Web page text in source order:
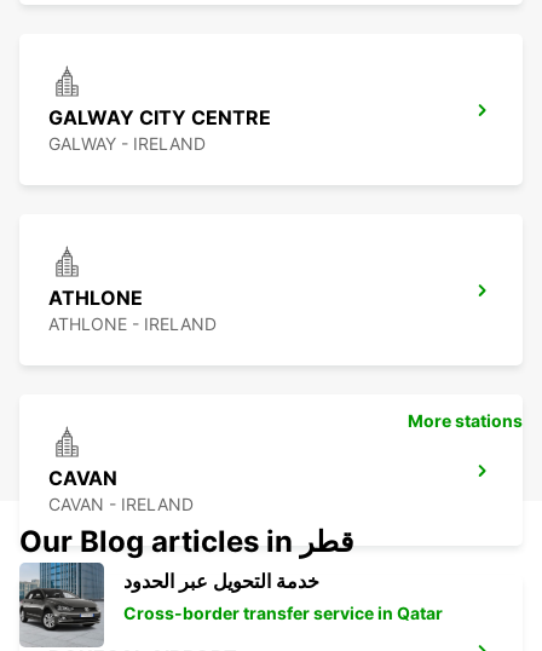
GALWAY CITY CENTRE
GALWAY - IRELAND
ATHLONE
ATHLONE - IRELAND
CAVAN
CAVAN - IRELAND
More stations
Our Blog articles in قطر
خدمة التحويل عبر الحدود
Cross-border transfer service in Qatar